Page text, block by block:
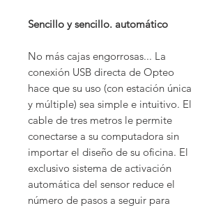
Sencillo y sencillo. automático
No más cajas engorrosas... La
conexión USB directa de Opteo
hace que su uso (con estación única
y múltiple) sea simple e intuitivo. El
cable de tres metros le permite
conectarse a su computadora sin
importar el diseño de su oficina. El
exclusivo sistema de activación
automática del sensor reduce el
número de pasos a seguir para